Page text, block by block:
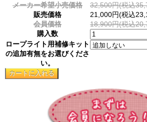
メーカー希望小売価格
32,500円(税込
販売価格
21,000円(税込
会員価格
18,900円(税込
購入数
ロープライト用補修キット
の追加有無をお選びくださ
い。